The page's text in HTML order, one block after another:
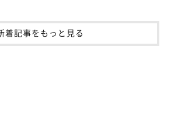
。
ラフラと足元がふらつくことがあります
着記事をもっと見る